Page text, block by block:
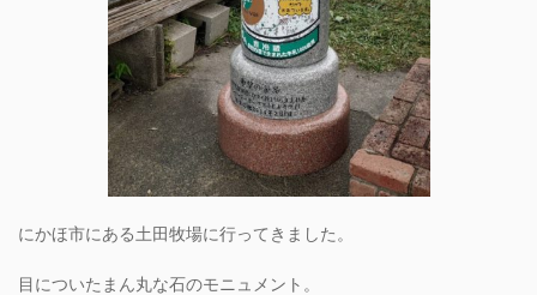
にかほ市にある土田牧場に行ってきました。
目についたまん丸な石のモニュメント。